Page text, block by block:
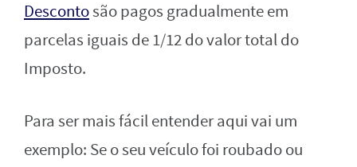
Descontosão pagos gradualmente em
parcelas iguais de 1/12 do valor total do
Imposto.
Para ser mais fácil entender aqui vai um
exemplo: Se o seu veículo foi roubado ou